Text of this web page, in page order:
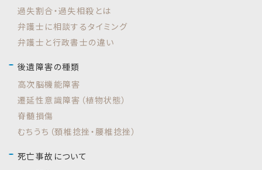
過失割合・過失相殺とは
弁護士に相談するタイミング
弁護士と行政書士の違い
後遺障害の種類
高次脳機能障害
遷延性意識障害（植物状態）
脊髄損傷
むちうち（頚椎捻挫・腰椎捻挫）
死亡事故について